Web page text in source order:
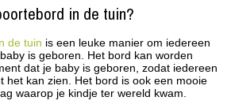
in de tuin?
de tuin is een leuke manier om iedereen
is geboren. Het bord kan worden
dat je baby is geboren, zodat iedereen
het kan zien. Het bord is ook een mooie
waarop je kindje ter wereld kwam.